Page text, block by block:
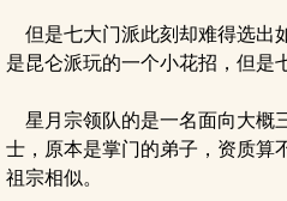
但是七大门派此刻却难得选出
是昆仑派玩的一个小花招，但是
星月宗领队的是一名面向大概
士，原本是掌门的弟子，资质算
祖宗相似。